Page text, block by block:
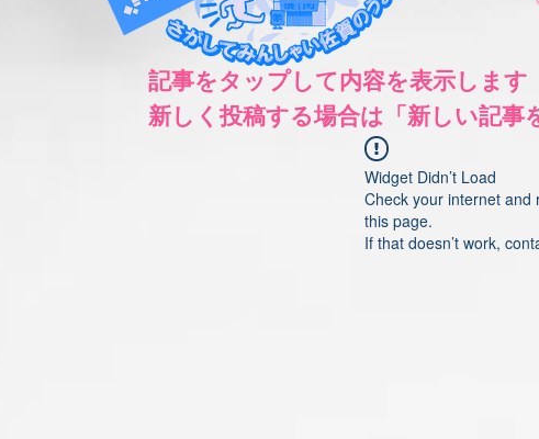
​記事をタップして内容を表示します
新しく投稿する場合は「新しい記
Widget Didn’t Load
Check your internet and
this page.
If that doesn’t work,